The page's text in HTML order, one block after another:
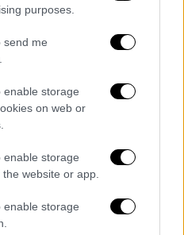
purposes.
send me
enable storage
on web or
enable storage
website or app.
enable storage
video